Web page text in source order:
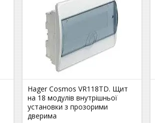
Hager Cosmos VR118TD. Щит
на 18 модулів внутрішньої
установки з прозорими
дверима